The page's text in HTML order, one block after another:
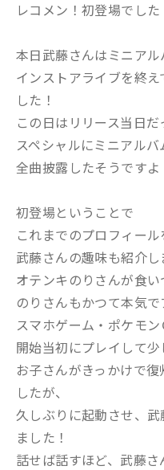
レコメン！初登場でした
本日武藤さんはミニアル
インストアライブを終
した！
この日はリリース当日だ
スペシャルにミニアル
全曲披露したそうですよ
初登場ということで
これまでのプロフィール
武藤さんの趣味も紹介し
オテンキのりさんが食い
のりさんもかつて本気で
スマホゲーム・ポケモン
開始当初にプレイして少
お子さんがきっかけで
したが、
久しぶりに起動させ、
ました！
話せば話すほど、武藤さ